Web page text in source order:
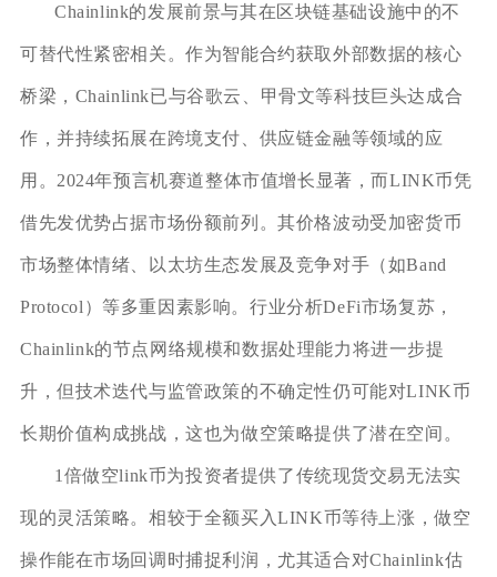
Chainlink的发展前景与其在区块链基础设施中的不
可替代性紧密相关。作为智能合约获取外部数据的核心
桥梁，Chainlink已与谷歌云、甲骨文等科技巨头达成合
作，并持续拓展在跨境支付、供应链金融等领域的应
用。2024年预言机赛道整体市值增长显著，而LINK币凭
借先发优势占据市场份额前列。其价格波动受加密货币
市场整体情绪、以太坊生态发展及竞争对手（如Band
Protocol）等多重因素影响。行业分析DeFi市场复苏，
Chainlink的节点网络规模和数据处理能力将进一步提
升，但技术迭代与监管政策的不确定性仍可能对LINK币
长期价值构成挑战，这也为做空策略提供了潜在空间。
1倍做空link币为投资者提供了传统现货交易无法实
现的灵活策略。相较于全额买入LINK币等待上涨，做空
操作能在市场回调时捕捉利润，尤其适合对Chainlink估